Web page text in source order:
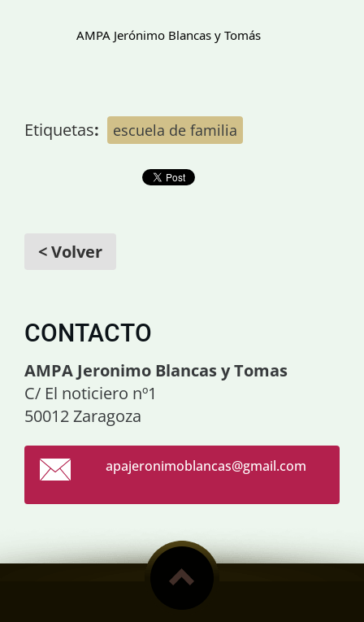
		AMPA Jerónimo Blancas y Tomás
Etiquetas: escuela de familia
< Volver
CONTACTO
AMPA Jeronimo Blancas y Tomas
C/ El noticiero nº1
50012 Zaragoza
apajeronimoblancas@gmail.com